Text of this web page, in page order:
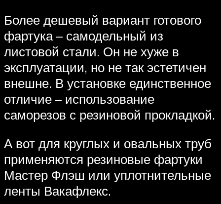
Более дешевый вариант готового
фартука – самодельный из
листовой стали. Он не хуже в
эксплуатации, но не так эстетичен
внешне. В установке единственное
отличие – использование
саморезов с резиновой прокладкой.
А вот для круглых и овальных труб
применяются резиновые фартуки
Мастер Флэш или уплотнительные
ленты Вакафлекс.